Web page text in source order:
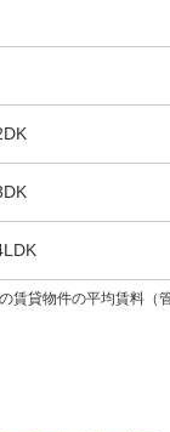
貸物件の平均賃料（